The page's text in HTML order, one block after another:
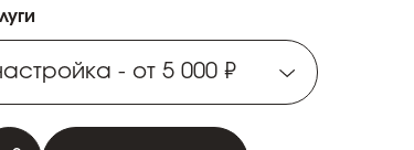
- от 5 000 ₽